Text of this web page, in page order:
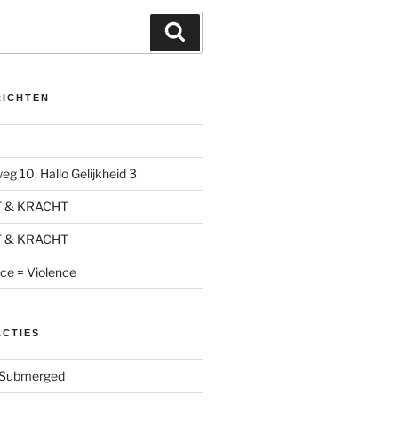
10, Hallo Gelijkheid 3
& KRACHT
& KRACHT
= Violence